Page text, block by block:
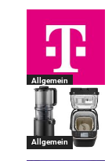
Allgemein
Allgemein